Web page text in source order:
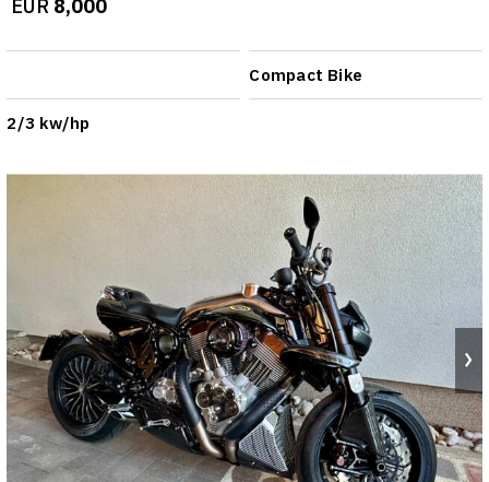
EUR 8,000
Compact Bike
2/3 kw/hp